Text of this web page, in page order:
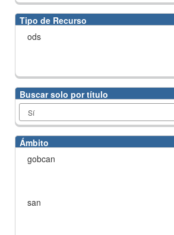
Tipo de Recurso
ods
Buscar solo por título
Ámbito
gobcan
san